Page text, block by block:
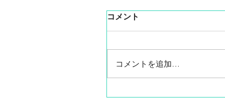
コメント
コメントを追加…